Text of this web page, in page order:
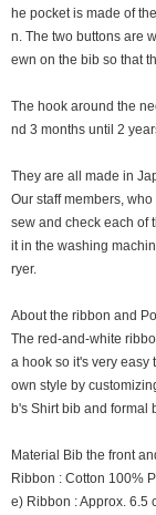
he pocket is made of
n. The two buttons are
ewn on the bib so that
The hook around the
nd 3 months until 2
They are all made in
Our staff members,
sew and check each of
it in the washing
ryer.
About the ribbon and
The red-and-white
a hook so it's very easy
own style by
b's Shirt bib and formal
Material Bib the front
Ribbon : Cotton 100%
e) Ribbon : Approx. 6.5